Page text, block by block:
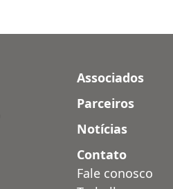
Associados
Parceiros
Notícias
Contato
Fale conosco